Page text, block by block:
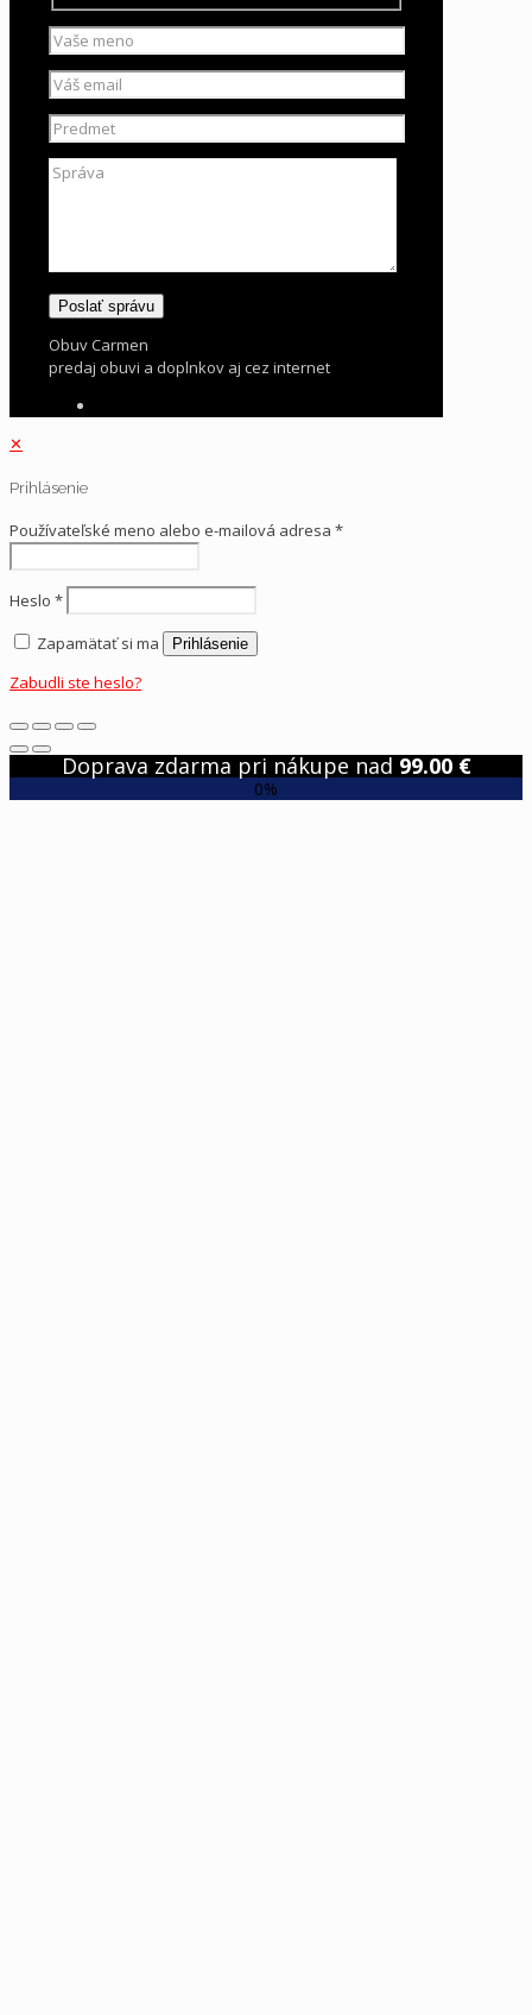
Obuv Carmen
predaj obuvi a doplnkov aj cez internet
✕
Prihlásenie
Používateľské meno alebo e-mailová adresa *
Heslo *
Zapamätať si ma
Prihlásenie
Zabudli ste heslo?
Doprava zdarma pri nákupe nad 99.00 €
0%